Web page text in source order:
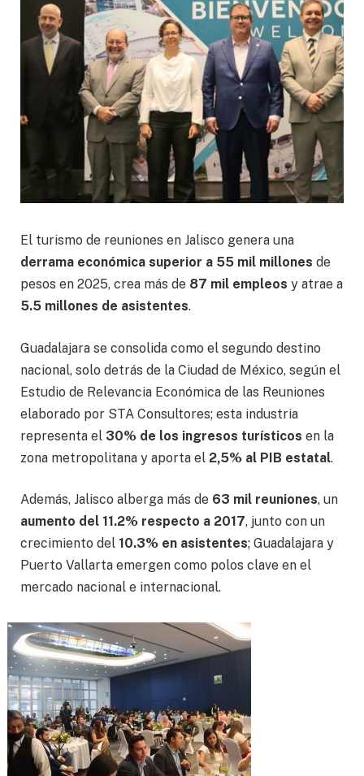
El turismo de reuniones en Jalisco genera una
derrama económica superior a 55 mil millones de
pesos en 2025, crea más de 87 mil empleos y atrae a
5.5 millones de asistentes.
Guadalajara se consolida como el segundo destino
nacional, solo detrás de la Ciudad de México, según el
Estudio de Relevancia Económica de las Reuniones
elaborado por STA Consultores; esta industria
representa el 30% de los ingresos turísticos en la
zona metropolitana y aporta el 2,5% al ​​PIB estatal.
Además, Jalisco alberga más de 63 mil reuniones, un
aumento del 11.2% respecto a 2017, junto con un
crecimiento del 10.3% en asistentes; Guadalajara y
Puerto Vallarta emergen como polos clave en el
mercado nacional e internacional.